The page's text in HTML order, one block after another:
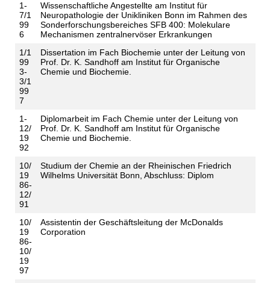
1-
7/1
99
6
Wissenschaftliche Angestellte am Institut für
Neuropathologie der Unikliniken Bonn im Rahmen des
Sonderforschungsbereiches SFB 400: Molekulare
Mechanismen zentralnervöser Erkrankungen
1/1
99
3-
3/1
99
7
Dissertation im Fach Biochemie unter der Leitung von
Prof. Dr. K. Sandhoff am Institut für Organische
Chemie und Biochemie.
1-
12/
19
92
Diplomarbeit im Fach Chemie unter der Leitung von
Prof. Dr. K. Sandhoff am Institut für Organische
Chemie und Biochemie.
10/
19
86-
12/
91
Studium der Chemie an der Rheinischen Friedrich
Wilhelms Universität Bonn, Abschluss: Diplom
10/
19
86-
10/
19
97
Assistentin der Geschäftsleitung der McDonalds
Corporation